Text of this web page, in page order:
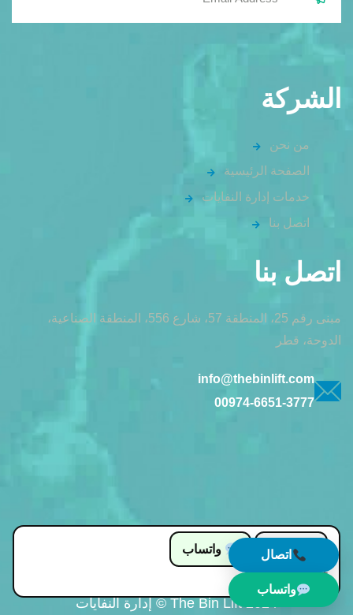
الشركة
من نحن
الصفحة الرئيسية
خدمات إدارة النفايات
اتصل بنا
اتصل بنا
مبنى رقم 25، المنطقة 57، شارع 556، المنطقة الصناعية،
الدوحة، قطر
info@thebinlift.com
00974-6651-3777
The Bin Lift 2024 © إدارة النفايات
اتصال واتساب
+974 66513777
اتصال
واتساب